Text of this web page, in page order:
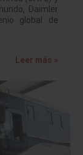
Daimler
global de
Leer más »